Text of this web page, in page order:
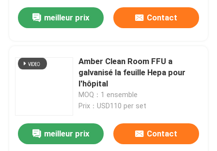
meilleur prix Contact
Amber Clean Room FFU a
galvanisé la feuille Hepa pour
l'hôpital
MOQ：1 ensemble
Prix：USD110 per set
meilleur prix Contact